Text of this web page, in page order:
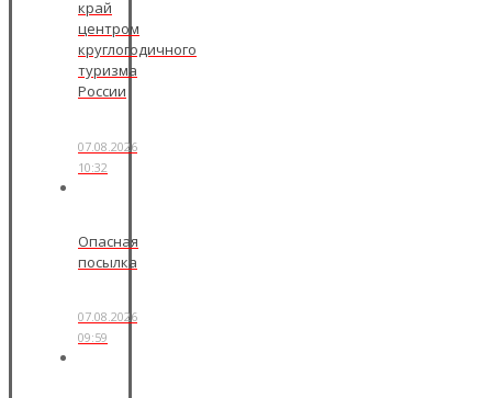
край
центром
круглогодичного
туризма
России
07.08.2026
10:32
Опасная
посылка
07.08.2026
09:59